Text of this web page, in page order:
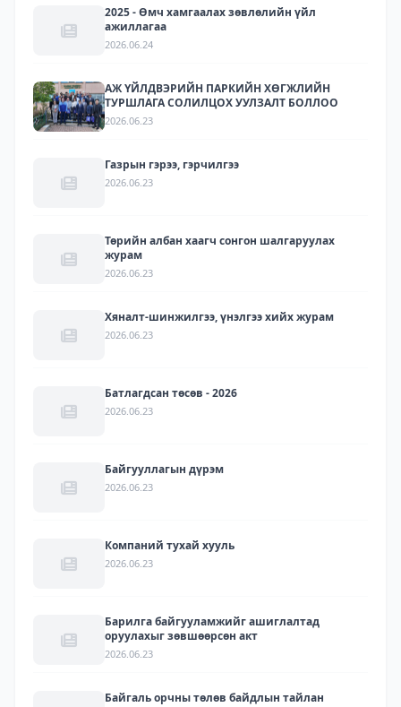
2025 - Өмч хамгаалах зөвлөлийн үйл
ажиллагаа
2026.06.24
АЖ ҮЙЛДВЭРИЙН ПАРКИЙН ХӨГЖЛИЙН
ТУРШЛАГА СОЛИЛЦОХ УУЛЗАЛТ БОЛЛОО
2026.06.23
Газрын гэрээ, гэрчилгээ
2026.06.23
Төрийн албан хаагч сонгон шалгаруулах
журам
2026.06.23
Хяналт-шинжилгээ, үнэлгээ хийх журам
2026.06.23
Батлагдсан төсөв - 2026
2026.06.23
Байгууллагын дүрэм
2026.06.23
Компаний тухай хууль
2026.06.23
Барилга байгууламжийг ашиглалтад
оруулахыг зөвшөөрсөн акт
2026.06.23
Байгаль орчны төлөв байдлын тайлан